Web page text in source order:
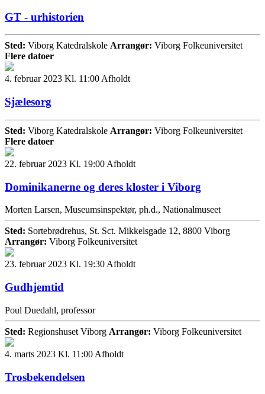
GT - urhistorien
Sted: Viborg Katedralskole Arrangør: Viborg Folkeuniversitet
Flere datoer
4. februar 2023 Kl. 11:00Afholdt
Sjælesorg
Sted: Viborg Katedralskole Arrangør: Viborg Folkeuniversitet
Flere datoer
22. februar 2023 Kl. 19:00 Afholdt
Dominikanerne og deres kloster i Viborg
Morten Larsen, Museumsinspektør, ph.d., Nationalmuseet
Sted: Sortebrødrehus, St. Sct. Mikkelsgade 12, 8800 Viborg
Arrangør: Viborg Folkeuniversitet
23. februar 2023 Kl. 19:30 Afholdt
Gudhjemtid
Poul Duedahl, professor
Sted: Regionshuset Viborg Arrangør: Viborg Folkeuniversitet
4. marts 2023 Kl. 11:00 Afholdt
Trosbekendelsen